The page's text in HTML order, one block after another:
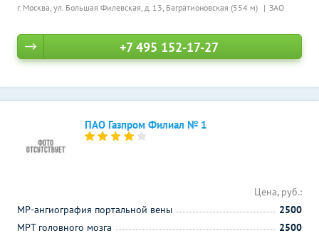
г. Москва, ул. Большая Филевская, д. 13, Багратионовская (554 м) ЗАО
+7 495 152-17-27
ПАО Газпром Филиал № 1
Цена, руб.:
МР-ангиография портальной вены
2500
МРТ головного мозга
2500